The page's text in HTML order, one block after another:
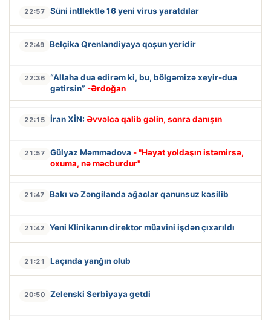
22:57 Süni intllektlə 16 yeni virus yaratdılar
22:49 Belçika Qrenlandiyaya qoşun yeridir
22:36
“Allaha dua edirəm ki, bu, bölgəmizə xeyir-dua
gətirsin” -Ərdoğan
22:15 İran XİN: Əvvəlcə qalib gəlin, sonra danışın
21:57 Gülyaz Məmmədova - "Həyat yoldaşın istəmirsə,
oxuma, nə məcburdur"
21:47 Bakı və Zəngilanda ağaclar qanunsuz kəsilib
21:42 Yeni Klinikanın direktor müavini işdən çıxarıldı
21:21 Laçında yanğın olub
20:50 Zelenski Serbiyaya getdi